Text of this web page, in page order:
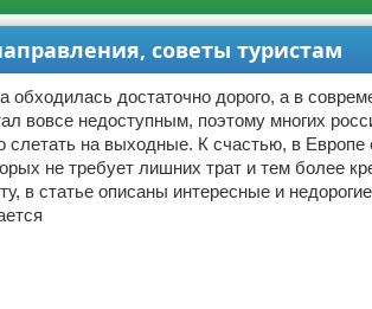
советы туристам
обходилась достаточно дорого, а в
вовсе недоступным, поэтому многих
на выходные. К счастью, в Европе
не требует лишних трат и тем более
в статье описаны интересные и